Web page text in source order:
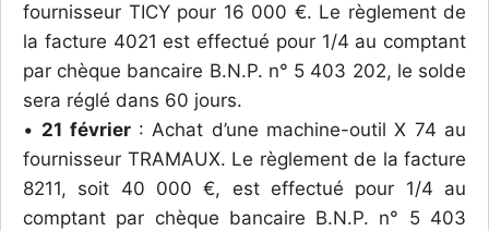
fournisseur TICY pour 16 000 €. Le règlement de
la facture 4021 est effectué pour 1/4 au comptant
par chèque bancaire B.N.P. n° 5 403 202, le solde
sera réglé dans 60 jours.
• 21 février: Achat d’une machine-outil X 74 au
fournisseur TRAMAUX. Le règlement de la facture
8211, soit 40 000 €, est effectué pour 1/4 au
comptant par chèque bancaire B.N.P. n° 5 403